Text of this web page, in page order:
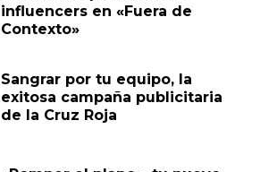
influencers en «Fuera de
Contexto»
Sangrar por tu equipo, la
exitosa campaña publicitaria
de la Cruz Roja